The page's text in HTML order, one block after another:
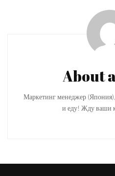
About
Маркетинг менеджер
и еду! Жду ваши